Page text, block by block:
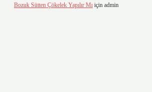
Bozuk Sütten Çökelek Yapılır Mı için admin